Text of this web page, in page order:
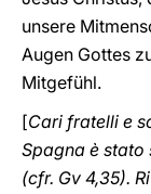
unsere
Augen Gottes
Mitgefühl.
[Cari fratelli e
Spagna è stato
(cfr. Gv 4,35).